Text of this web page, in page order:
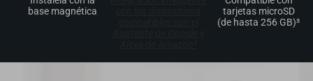
base magnética
tarjetas microSD
(de hasta 256 GB)³